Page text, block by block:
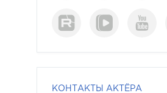
КОНТАКТЫ АКТЁРА